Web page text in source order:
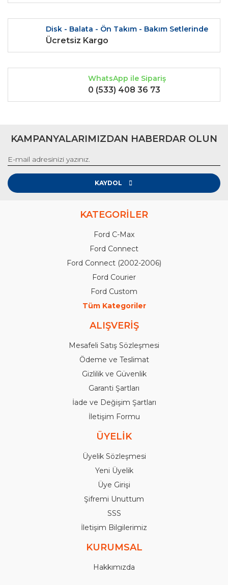
Disk - Balata - Ön Takım - Bakım Setlerinde
Ücretsiz Kargo
WhatsApp ile Sipariş
0 (533) 408 36 73
KAMPANYALARIMIZDAN HABERDAR OLUN
KAYDOL
KATEGORİLER
Ford C-Max
Ford Connect
Ford Connect (2002-2006)
Ford Courier
Ford Custom
Tüm Kategoriler
ALIŞVERİŞ
Mesafeli Satış Sözleşmesi
Ödeme ve Teslimat
Gizlilik ve Güvenlik
Garanti Şartları
İade ve Değişim Şartları
İletişim Formu
ÜYELİK
Üyelik Sözleşmesi
Yeni Üyelik
Üye Girişi
Şifremi Unuttum
SSS
İletişim Bilgilerimiz
KURUMSAL
Hakkımızda